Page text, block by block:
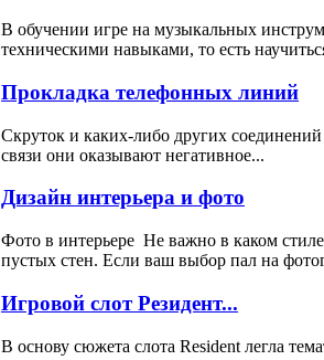
В обучении игре на музыкальных
техническими навыками, то есть
Прокладка телефонных линий
Скруток и каких-либо других
связи они оказывают негативное...
Дизайн интерьера и фото
Фото в интерьере Не важно в каком
пустых стен. Если ваш выбор пал на
Игровой слот Резидент...
В основу сюжета слота Resident легла